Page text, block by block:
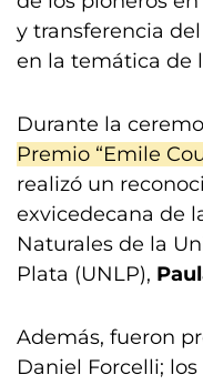
y transferencia
en la temática de
Durante la
Premio “Emile
realizó un
exvicedecana de
Naturales de la
Plata (UNLP),
Además, fueron
Daniel Forcelli;